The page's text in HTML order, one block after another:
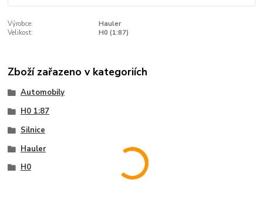
Výrobce:
Hauler
Velikost:
H0 (1:87)
Zboží zařazeno v kategoriích
Automobily
H0 1:87
Silnice
Hauler
H0